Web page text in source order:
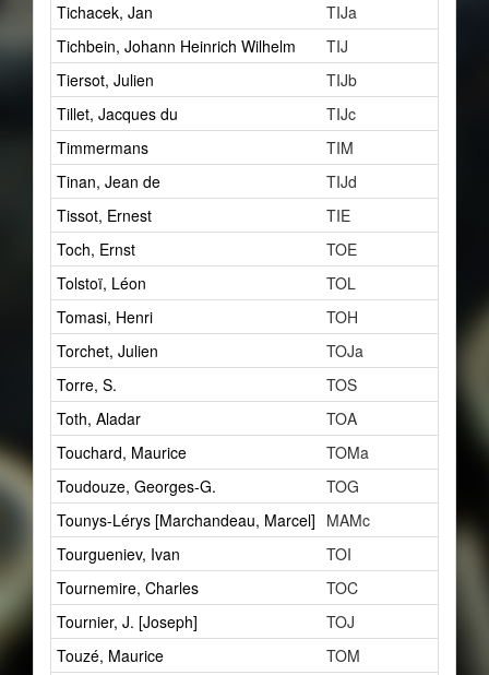
Tichacek, Jan
TIJa
Tichbein, Johann Heinrich Wilhelm
TIJ
Tiersot, Julien
TIJb
Tillet, Jacques du
TIJc
Timmermans
TIM
Tinan, Jean de
TIJd
Tissot, Ernest
TIE
Toch, Ernst
TOE
Tolstoï, Léon
TOL
Tomasi, Henri
TOH
Torchet, Julien
TOJa
Torre, S.
TOS
Toth, Aladar
TOA
Touchard, Maurice
TOMa
Toudouze, Georges-G.
TOG
Tounys-Lérys [Marchandeau, Marcel] MAMc
1
Tourgueniev, Ivan
TOI
Tournemire, Charles
TOC
Tournier, J. [Joseph]
TOJ
Touzé, Maurice
TOM